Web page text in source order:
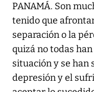
PANAMÁ. Son
tenido que
separación o la
quizá no todas
situación y se han
depresión y el